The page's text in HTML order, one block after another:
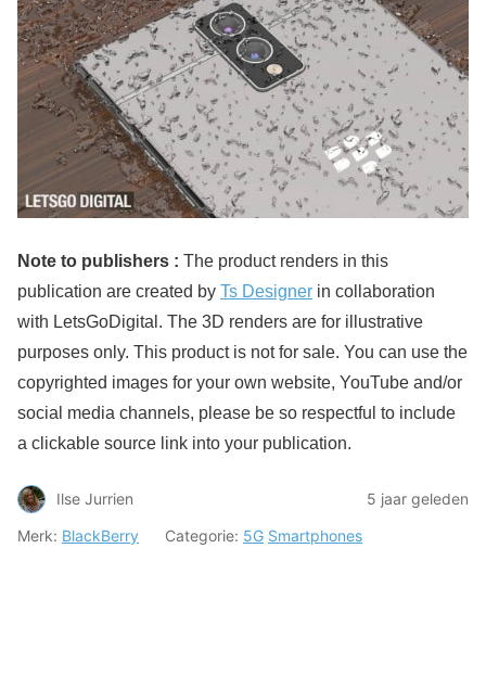
Note to publishers : The product renders in this
publication are created by Ts Designer in collaboration
with LetsGoDigital. The 3D renders are for illustrative
purposes only. This product is not for sale. You can use the
copyrighted images for your own website, YouTube and/or
social media channels, please be so respectful to include
a clickable source link into your publication.
Ilse Jurrien
5 jaar geleden
Merk: BlackBerry Categorie: 5G Smartphones